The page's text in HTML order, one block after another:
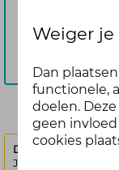
Inloggen
Deze discussie is
Je kunt geen
Weiger je
Dan
functionele,
doelen.
geen invloed
cookies